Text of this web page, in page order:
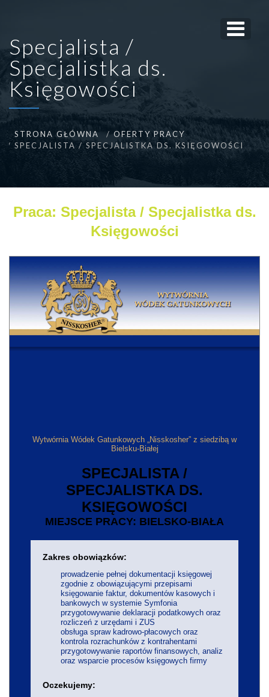
Specjalista /
Specjalistka ds.
Księgowości
STRONA GŁÓWNA
OFERTY PRACY
SPECJALISTA / SPECJALISTKA DS. KSIĘGOWOŚCI
Praca: Specjalista / Specjalistka ds.
Księgowości
Wytwórnia Wódek Gatunkowych „Nisskosher” z siedzibą w
Bielsku-Białej
SPECJALISTA /
SPECJALISTKA DS.
KSIĘGOWOŚCI
MIEJSCE PRACY: BIELSKO-BIAŁA
Zakres obowiązków:
prowadzenie pełnej dokumentacji księgowej
zgodnie z obowiązującymi przepisami
księgowanie faktur, dokumentów kasowych i
bankowych w systemie Symfonia
przygotowywanie deklaracji podatkowych oraz
rozliczeń z urzędami i ZUS
obsługa spraw kadrowo-płacowych oraz
kontrola rozrachunków z kontrahentami
przygotowywanie raportów finansowych, analiz
oraz wsparcie procesów księgowych firmy
Oczekujemy: